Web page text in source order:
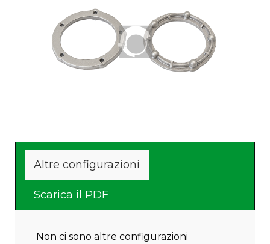
Altre configurazioni
Scarica il PDF
Non ci sono altre configurazioni